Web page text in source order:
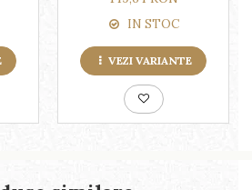
IN STOC
VEZI VARIANTE